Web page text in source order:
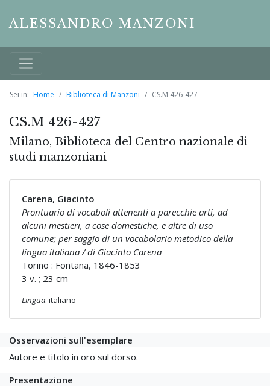
ALESSANDRO MANZONI
Sei in: Home Biblioteca di Manzoni CS.M 426-427
CS.M 426-427
Milano, Biblioteca del Centro nazionale di
studi manzoniani
Carena, Giacinto
Prontuario di vocaboli attenenti a parecchie arti, ad
alcuni mestieri, a cose domestiche, e altre di uso
comune; per saggio di un vocabolario metodico della
lingua italiana / di Giacinto Carena
Torino : Fontana, 1846-1853
3 v. ; 23 cm
Lingua: italiano
Osservazioni sull'esemplare
Autore e titolo in oro sul dorso.
Presentazione